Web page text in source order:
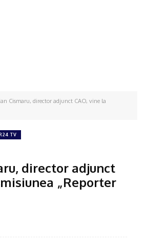
Cismaru, director adjunct CAO, vine la
TV
director adjunct
„Reporter